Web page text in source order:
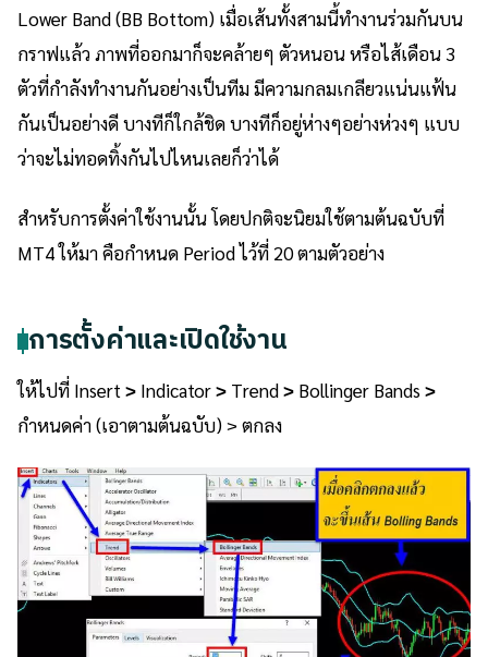
Lower Band (BB Bottom) เมื่อเส้นทั้งสามนี้ทำงานร่วมกันบน
กราฟแล้ว ภาพที่ออกมาก็จะคล้ายๆ ตัวหนอน หรือไส้เดือน 3
ตัวที่กำลังทำงานกันอย่างเป็นทีม มีความกลมเกลียวแน่นแฟ้น
กันเป็นอย่างดี บางทีก็ใกล้ชิด บางทีก็อยู่ห่างๆอย่างห่วงๆ แบบ
ว่าจะไม่ทอดทิ้งกันไปไหนเลยก็ว่าได้
สำหรับการตั้งค่าใช้งานนั้น โดยปกติจะนิยมใช้ตามต้นฉบับที่
MT4 ให้มา คือกำหนด Period ไว้ที่ 20 ตามตัวอย่าง
การตั้งค่าและเปิดใช้งาน
ให้ไปที่ Insert ˃ Indicator˃ Trend˃ Bollinger Bands ˃
กำหนดค่า (เอาตามต้นฉบับ) ˃ ตกลง